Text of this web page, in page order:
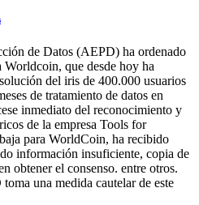
de Datos (AEPD) ha ordenado
que desde hoy ha
del iris de 400.000 usuarios
de tratamiento de datos en
inmediato del reconocimiento y
de la empresa Tools for
para WorldCoin, ha recibido
información insuficiente, copia de
obtener el consenso. entre otros.
una medida cautelar de este